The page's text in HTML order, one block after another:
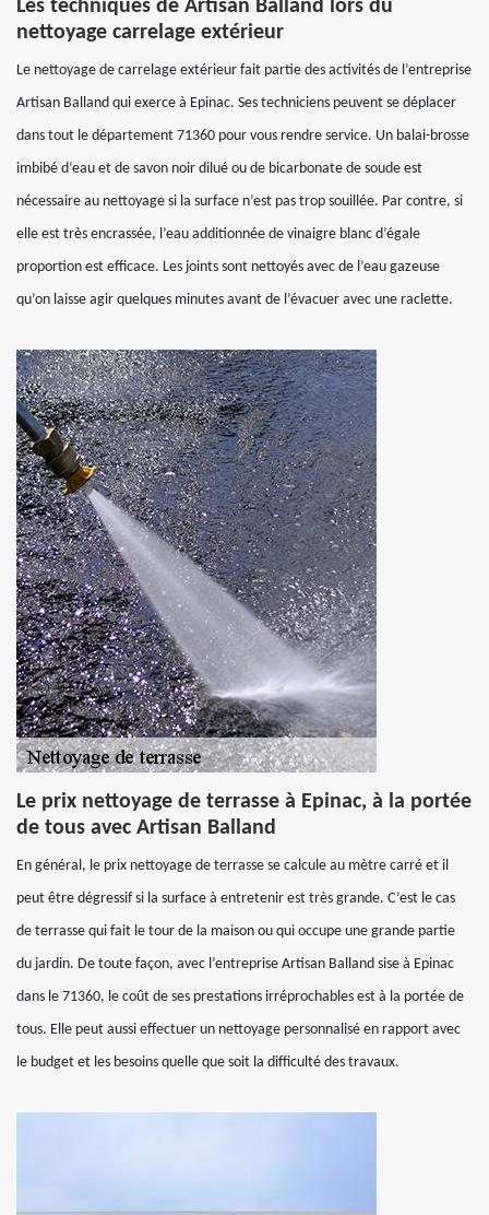
Les techniques de Artisan Balland lors du
nettoyage carrelage extérieur
Le nettoyage de carrelage extérieur fait partie des activités de l’entreprise
Artisan Balland qui exerce à Epinac. Ses techniciens peuvent se déplacer
dans tout le département 71360 pour vous rendre service. Un balai-brosse
imbibé d’eau et de savon noir dilué ou de bicarbonate de soude est
nécessaire au nettoyage si la surface n’est pas trop souillée. Par contre, si
elle est très encrassée, l’eau additionnée de vinaigre blanc d’égale
proportion est efficace. Les joints sont nettoyés avec de l’eau gazeuse
qu’on laisse agir quelques minutes avant de l’évacuer avec une raclette.
Le prix nettoyage de terrasse à Epinac, à la portée
de tous avec Artisan Balland
En général, le prix nettoyage de terrasse se calcule au mètre carré et il
peut être dégressif si la surface à entretenir est très grande. C’est le cas
de terrasse qui fait le tour de la maison ou qui occupe une grande partie
du jardin. De toute façon, avec l’entreprise Artisan Balland sise à Epinac
dans le 71360, le coût de ses prestations irréprochables est à la portée de
tous. Elle peut aussi effectuer un nettoyage personnalisé en rapport avec
le budget et les besoins quelle que soit la difficulté des travaux.